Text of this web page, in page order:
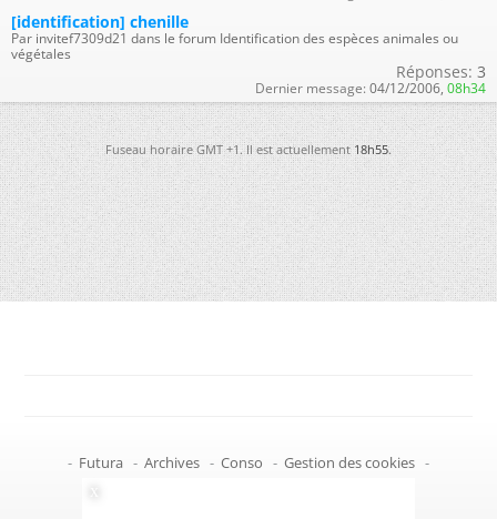
[identification] chenille
Par invitef7309d21 dans le forum Identification des espèces animales ou
végétales
Réponses: 3
Dernier message: 04/12/2006, 08h34
Fuseau horaire GMT +1. Il est actuellement18h55.
- Futura - Archives - Conso - Gestion des cookies -